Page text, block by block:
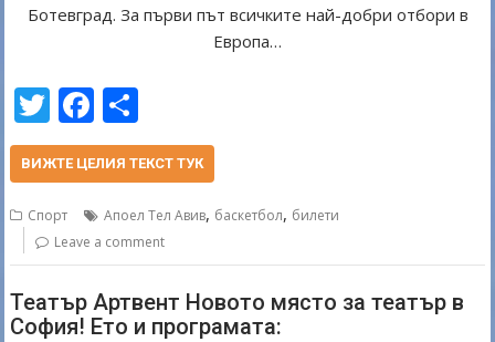
Ботевград. За първи път всичките най-добри отбори в
Европа…
T
w
itt
er
F
ac
e
b
o
o
k
h
ar
e
ВИЖТЕ ЦЕЛИЯ ТЕКСТ ТУК
Спорт Апоел Тел Авив, баскетбол, билети
Leave a comment
Театър Артвент Новото място за театър в
София! Ето и програмата: